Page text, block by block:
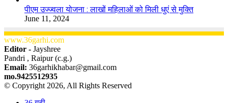
पीएम उज्ज्वला योजना : लाखों महिलाओं को मिली धुएं से मुक्ति
June 11, 2024
www.36garhi.com
Editor - Jayshree
Pandri , Raipur (c.g.)
Email: 36garhikhabar@gmail.com
mo.9425512935
© Copyright 2026, All Rights Reserved